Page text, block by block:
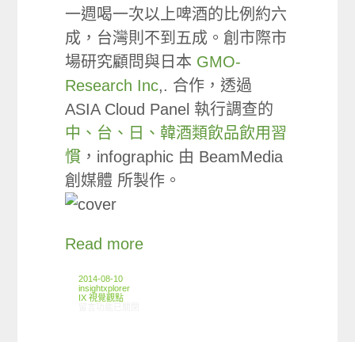
一週喝一次以上啤酒的比例約六
成，台灣則不到五成。創市際市
場研究顧問與日本 GMO-
Research Inc,. 合作，透過
ASIA Cloud Panel 執行調查的
中、台、日、韓酒類飲品飲用習
慣 ，infographic 由 BeamMedia
創媒體 所製作。
Read more
2014-08-10
insightxplorer
IX 視覺觀點